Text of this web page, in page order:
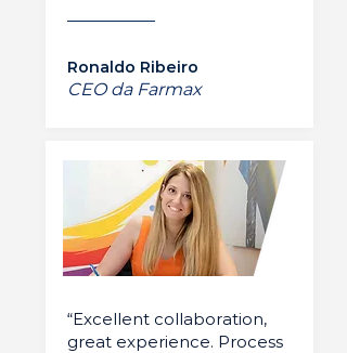
Ronaldo Ribeiro
CEO da Farmax
“Excellent collaboration,
great experience. Process